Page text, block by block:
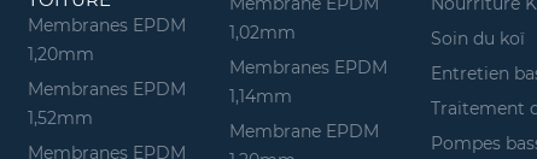
Membranes EPDM
1,20mm
Membranes EPDM
1,52mm
Membranes EPDM
1,02mm
Membranes EPDM
1,14mm
Membrane EPDM
Soin du koï
Entretien
Traitement
Pompes